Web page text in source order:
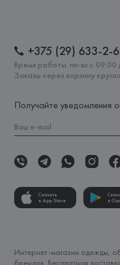
+375 (29) 633-2-
Время работы: пн-вс с 09:00
Заказы через корзину
Получайте уведомления
Скачать
в App Store
в
Интернет-магазин одежды,
брендов. Бесплатная